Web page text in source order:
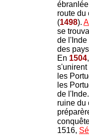
route du
(1498).
se
de l'Inde
des
En 1504
s'unirent
les
les
de
ruine du
1516,